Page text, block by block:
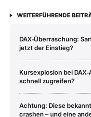
WEITERFÜHRENDE
DAX‑Überraschung:
jetzt der Einstieg?
Kursexplosion bei
schnell zugreifen?
Achtung: Diese
crashen – und eine